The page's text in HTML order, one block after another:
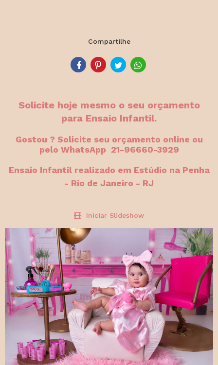
Compartilhe
Solicite hoje mesmo o seu orçamento
para Ensaio Infantil.
Gostou ? Solicite seu orçamento online ou
pelo WhatsApp 21-96660-3929
Ensaio Infantil realizado em Estúdio na Penha
- Rio de Janeiro - RJ
Iniciar Slideshow